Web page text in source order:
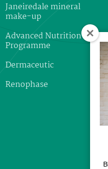
Janeiredale mineral
make-up
Advanced Nutrition
Programme
Dermaceutic
Renophase